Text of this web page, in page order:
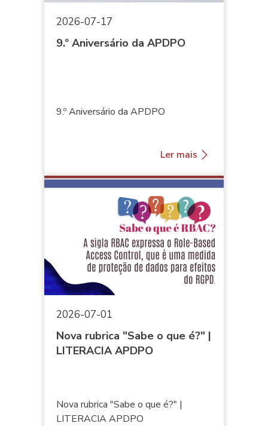
2026-07-17
9.º Aniversário da APDPO
9.º Aniversário da APDPO
Ler mais
2026-07-01
Nova rubrica "Sabe o que é?" |
LITERACIA APDPO
Nova rubrica "Sabe o que é?" |
LITERACIA APDPO